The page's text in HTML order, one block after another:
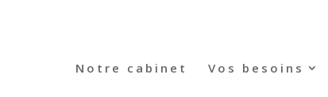
Notre cabinet Vos besoins